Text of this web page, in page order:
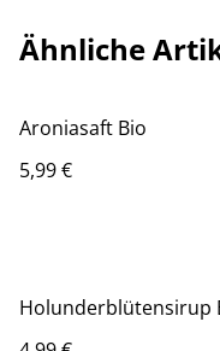
Ähnliche
Aroniasaft Bio
5,99 €
Holunderblütensirup